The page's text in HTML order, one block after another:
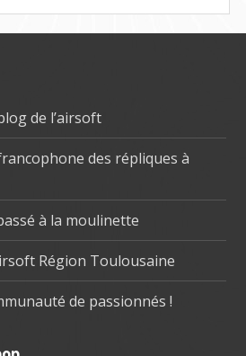
de l’airsoft
des répliques à
à la moulinette
Région Toulousaine
de passionnés !